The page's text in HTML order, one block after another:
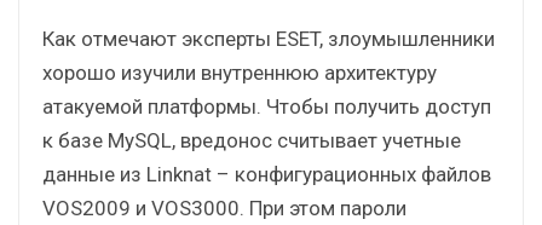
Как отмечают эксперты ESET, злоумышленники
хорошо изучили внутреннюю архитектуру
атакуемой платформы. Чтобы получить доступ
к базе MySQL, вредонос считывает учетные
данные из Linknat – конфигурационных файлов
VOS2009 и VOS3000. При этом пароли